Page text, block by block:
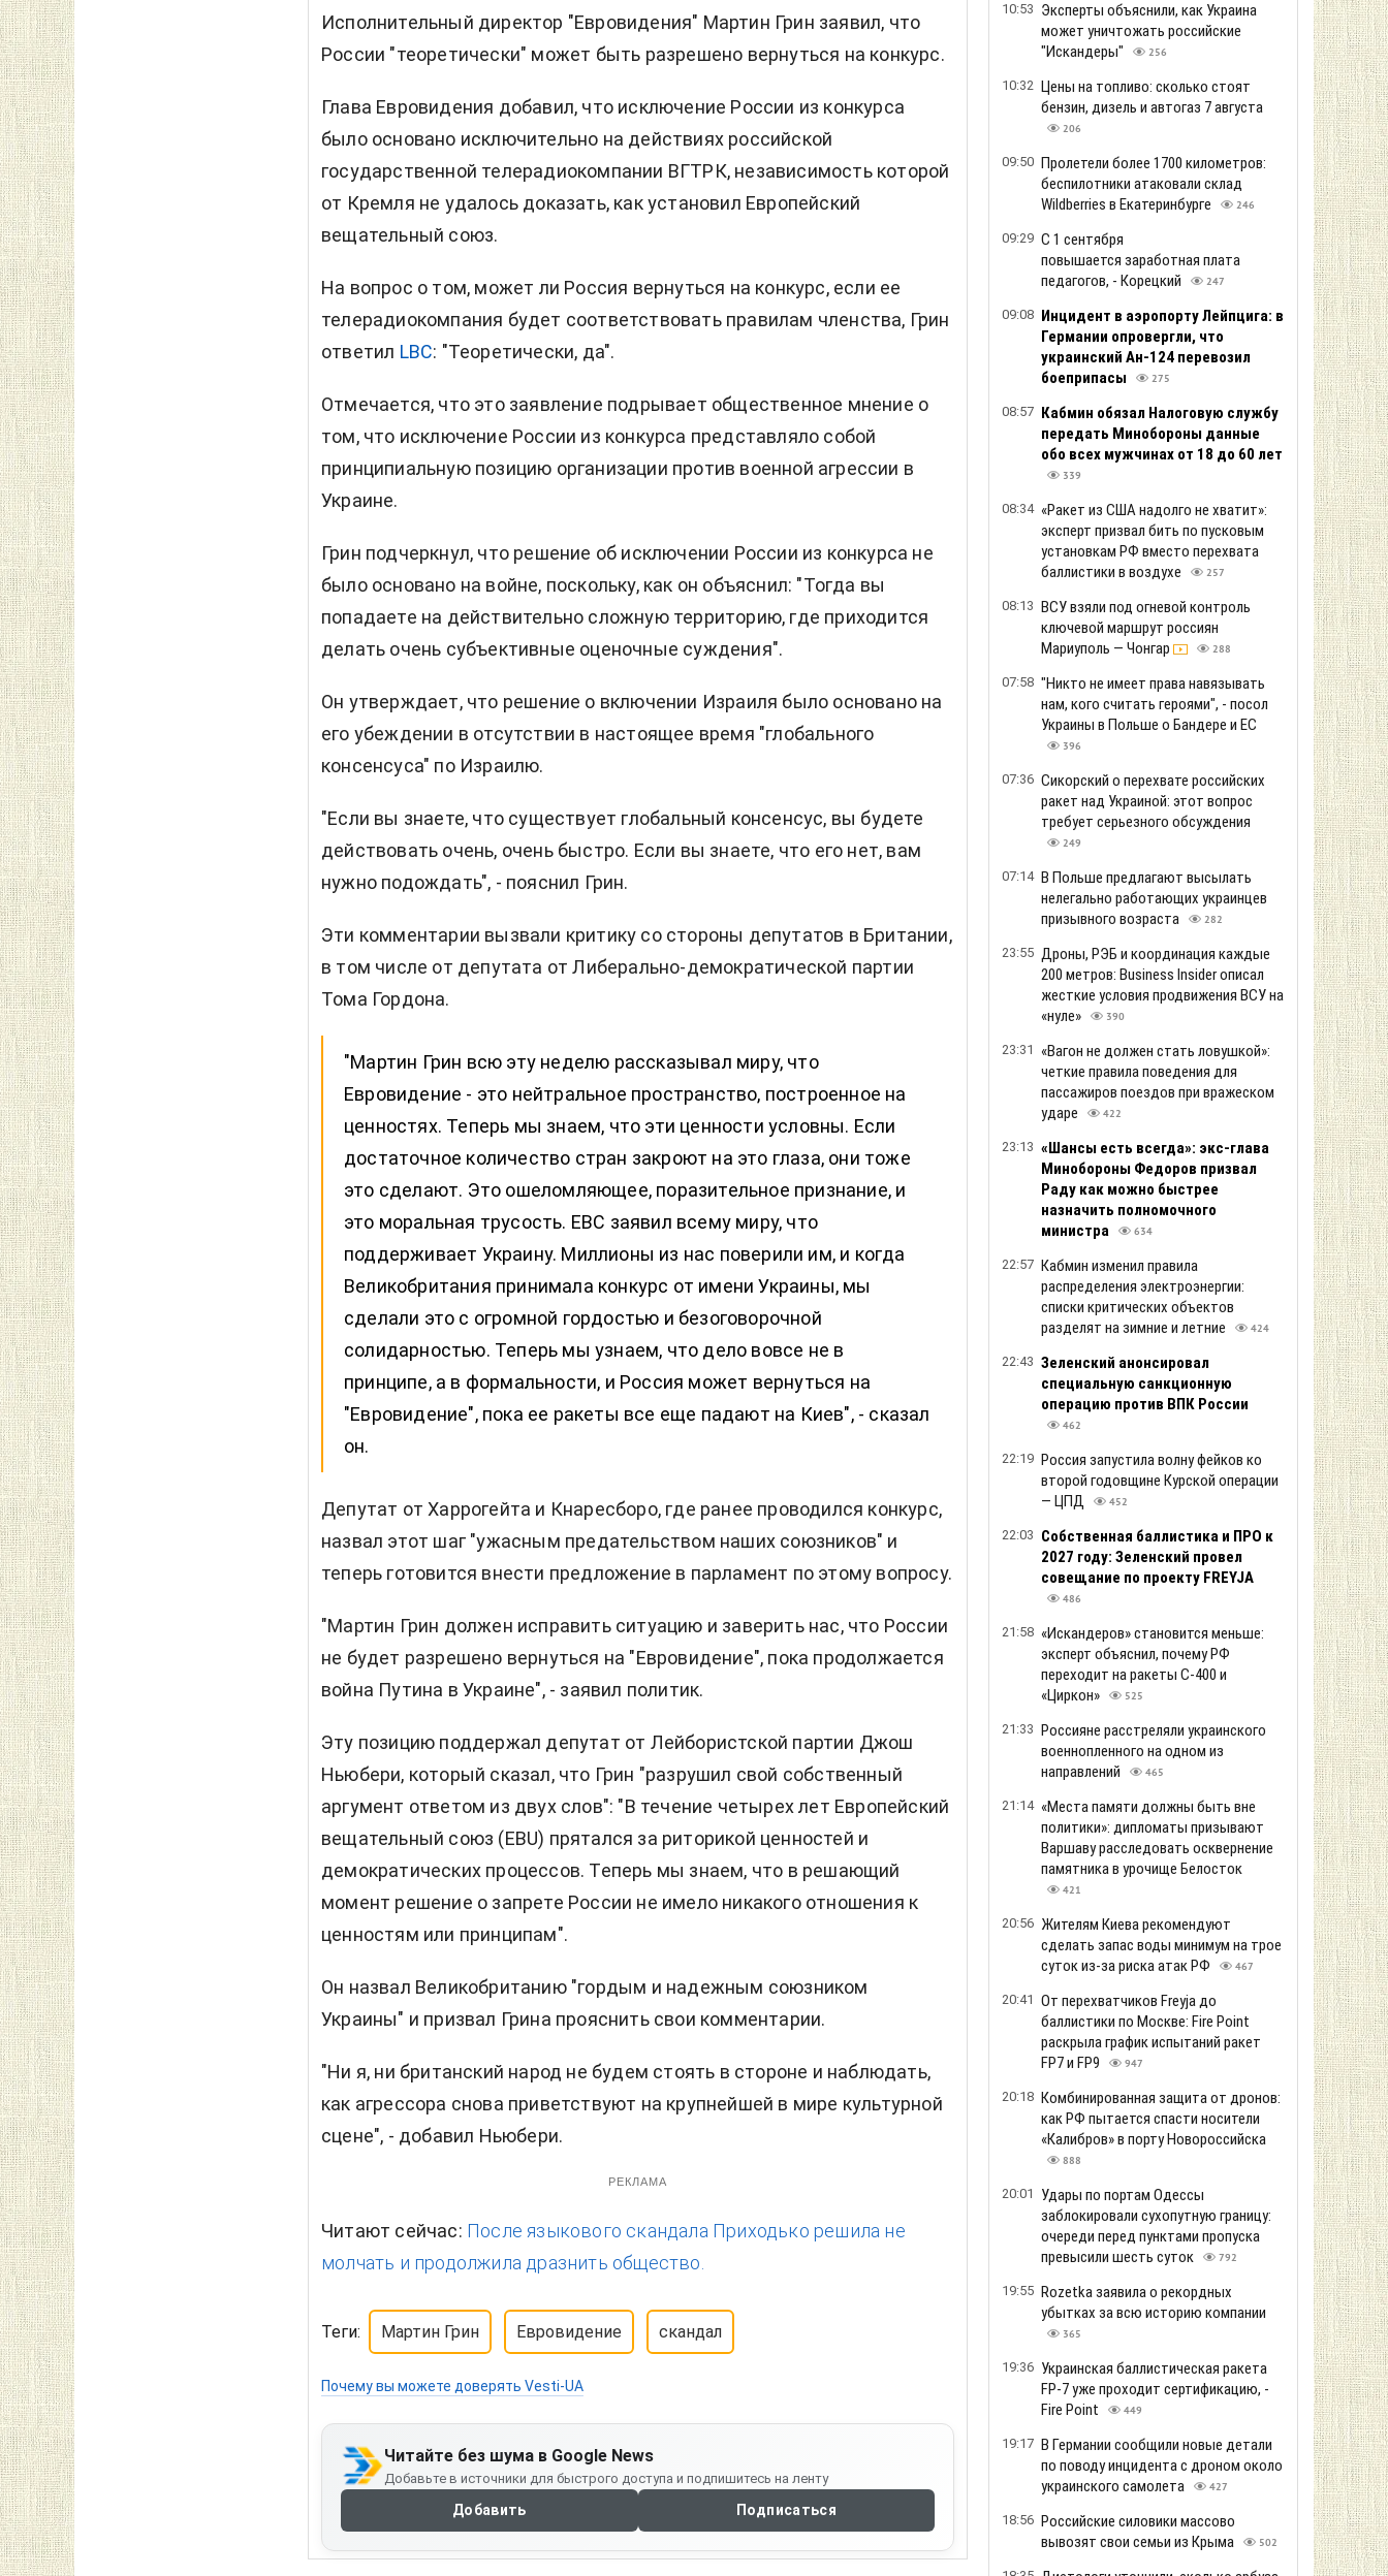
Исполнительный директор "Евровидения" Мартин Грин заявил, что
России "теоретически" может быть разрешено вернуться на конкурс.
Глава Евровидения добавил, что исключение России из конкурса
было основано исключительно на действиях российской
государственной телерадиокомпании ВГТРК, независимость которой
от Кремля не удалось доказать, как установил Европейский
вещательный союз.
На вопрос о том, может ли Россия вернуться на конкурс, если ее
телерадиокомпания будет соответствовать правилам членства, Грин
ответил LBC: "Теоретически, да".
Отмечается, что это заявление подрывает общественное мнение о
том, что исключение России из конкурса представляло собой
принципиальную позицию организации против военной агрессии в
Украине.
Грин подчеркнул, что решение об исключении России из конкурса не
было основано на войне, поскольку, как он объяснил: "Тогда вы
попадаете на действительно сложную территорию, где приходится
делать очень субъективные оценочные суждения".
Он утверждает, что решение о включении Израиля было основано на
его убеждении в отсутствии в настоящее время "глобального
консенсуса" по Израилю.
"Если вы знаете, что существует глобальный консенсус, вы будете
действовать очень, очень быстро. Если вы знаете, что его нет, вам
нужно подождать", - пояснил Грин.
Эти комментарии вызвали критику со стороны депутатов в Британии,
в том числе от депутата от Либерально-демократической партии
Тома Гордона.
"Мартин Грин всю эту неделю рассказывал миру, что
Евровидение - это нейтральное пространство, построенное на
ценностях. Теперь мы знаем, что эти ценности условны. Если
достаточное количество стран закроют на это глаза, они тоже
это сделают. Это ошеломляющее, поразительное признание, и
это моральная трусость. ЕВС заявил всему миру, что
поддерживает Украину. Миллионы из нас поверили им, и когда
Великобритания принимала конкурс от имени Украины, мы
сделали это с огромной гордостью и безоговорочной
солидарностью. Теперь мы узнаем, что дело вовсе не в
принципе, а в формальности, и Россия может вернуться на
"Евровидение", пока ее ракеты все еще падают на Киев", - сказал
он.
Депутат от Харрогейта и Кнаресборо, где ранее проводился конкурс,
назвал этот шаг "ужасным предательством наших союзников" и
теперь готовится внести предложение в парламент по этому вопросу.
"Мартин Грин должен исправить ситуацию и заверить нас, что России
не будет разрешено вернуться на "Евровидение", пока продолжается
война Путина в Украине", - заявил политик.
Эту позицию поддержал депутат от Лейбористской партии Джош
Ньюбери, который сказал, что Грин "разрушил свой собственный
аргумент ответом из двух слов": "В течение четырех лет Европейский
вещательный союз (EBU) прятался за риторикой ценностей и
демократических процессов. Теперь мы знаем, что в решающий
момент решение о запрете России не имело никакого отношения к
ценностям или принципам".
Он назвал Великобританию "гордым и надежным союзником
Украины" и призвал Грина прояснить свои комментарии.
"Ни я, ни британский народ не будем стоять в стороне и наблюдать,
как агрессора снова приветствуют на крупнейшей в мире культурной
сцене", - добавил Ньюбери.
РЕКЛАМА
Читают сейчас: После языкового скандала Приходько решила не
молчать и продолжила дразнить общество.
Теги: Мартин Грин Евровидение скандал
Почему вы можете доверять Vesti-UA
Читайте без шума в Google News
Добавьте в источники для быстрого доступа и подпишитесь на ленту
Добавить Подписаться
10:53 Эксперты объяснили, как Украина
может уничтожать российские
"Искандеры"
256
10:32 Цены на топливо: сколько стоят
бензин, дизель и автогаз 7 августа
206
09:50 Пролетели более 1700 километров:
беспилотники атаковали склад
Wildberries в Екатеринбурге
246
09:29 С 1 сентября
повышается заработная плата
педагогов, - Корецкий
247
09:08 Инцидент в аэропорту Лейпцига: в
Германии опровергли, что
украинский Ан-124 перевозил
боеприпасы
275
08:57 Кабмин обязал Налоговую службу
передать Минобороны данные
обо всех мужчинах от 18 до 60 лет
339
08:34 «Ракет из США надолго не хватит»:
эксперт призвал бить по пусковым
установкам РФ вместо перехвата
баллистики в воздухе
257
08:13 ВСУ взяли под огневой контроль
ключевой маршрут россиян
Мариуполь — Чонгар
288
07:58 "Никто не имеет права навязывать
нам, кого считать героями", - посол
Украины в Польше о Бандере и ЕС
396
07:36 Сикорский о перехвате российских
ракет над Украиной: этот вопрос
требует серьезного обсуждения
249
07:14 В Польше предлагают высылать
нелегально работающих украинцев
призывного возраста
282
23:55 Дроны, РЭБ и координация каждые
200 метров: Business Insider описал
жесткие условия продвижения ВСУ на
«нуле»
390
23:31
«Вагон не должен стать ловушкой»:
четкие правила поведения для
пассажиров поездов при вражеском
ударе
422
23:13 «Шансы есть всегда»: экс-глава
Минобороны Федоров призвал
Раду как можно быстрее
назначить полномочного
министра
634
22:57 Кабмин изменил правила
распределения электроэнергии:
списки критических объектов
разделят на зимние и летние
424
22:43 Зеленский анонсировал
специальную санкционную
операцию против ВПК России
462
22:19 Россия запустила волну фейков ко
второй годовщине Курской операции
— ЦПД
452
22:03 Собственная баллистика и ПРО к
2027 году: Зеленский провел
совещание по проекту FREYJA
486
21:58 «Искандеров» становится меньше:
эксперт объяснил, почему РФ
переходит на ракеты С-400 и
«Циркон»
525
21:33 Россияне расстреляли украинского
военнопленного на одном из
направлений
465
21:14 «Места памяти должны быть вне
политики»: дипломаты призывают
Варшаву расследовать осквернение
памятника в урочище Белосток
421
20:56 Жителям Киева рекомендуют
сделать запас воды минимум на трое
суток из-за риска атак РФ
467
20:41 От перехватчиков Freyja до
баллистики по Москве: Fire Point
раскрыла график испытаний ракет
FP7 и FP9
947
20:18 Комбинированная защита от дронов:
как РФ пытается спасти носители
«Калибров» в порту Новороссийска
888
20:01
Удары по портам Одессы
заблокировали сухопутную границу:
очереди перед пунктами пропуска
превысили шесть суток
792
19:55 Rozetka заявила о рекордных
убытках за всю историю компании
365
19:36 Украинская баллистическая ракета
FP-7 уже проходит сертификацию, -
Fire Point
449
19:17 В Германии сообщили новые детали
по поводу инцидента с дроном около
украинского самолета
427
18:56 Российские силовики массово
вывозят свои семьи из Крыма
502